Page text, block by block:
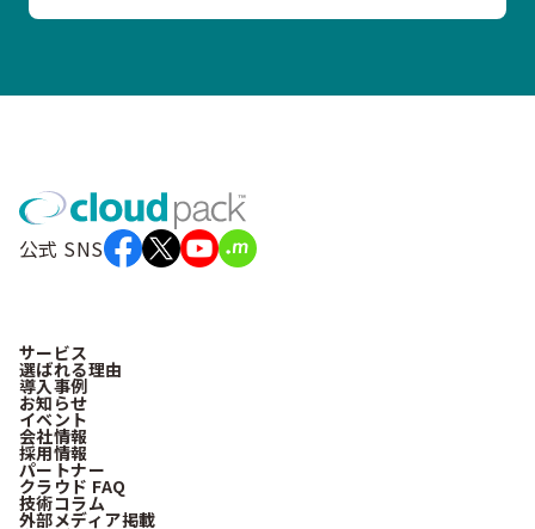
公式 SNS
サービス
選ばれる理由
導入事例
お知らせ
イベント
会社情報
採用情報
パートナー
クラウド FAQ
技術コラム
外部メディア掲載